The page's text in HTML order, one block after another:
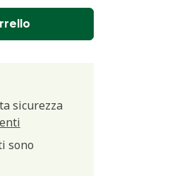
sicurezza
sono